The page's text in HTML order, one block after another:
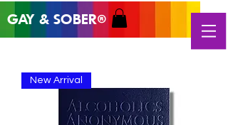
GAY & SOBER®
New Arrival